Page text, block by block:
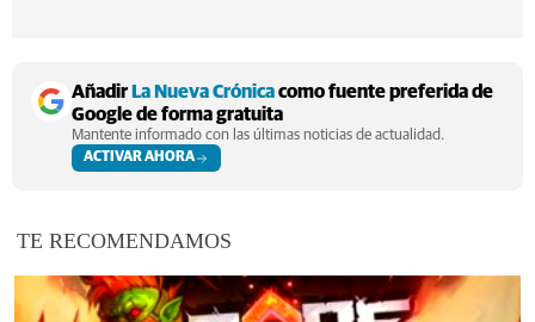
Añadir La Nueva Crónicacomo fuente preferida de
Google de forma gratuita
Mantente informado con las últimas noticias de actualidad.
ACTIVAR AHORA
TE RECOMENDAMOS